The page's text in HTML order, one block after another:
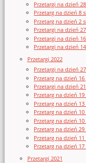
Przetargi na dzień
Przetarg na dzień 8
Przetarg na dzień 2
Przetargi na dzień
Przetargi na dzień
Przetargi na dzień
Przetargi 2022
Przetargi na dzień
Przetarg na dzień
Przetargi na dzień
Przetarg na dzień
Przetarg na dzień 13
Przetarg na dzień
Przetarg na dzień
Przetarg na dzień
Przetarg na dzień
Przetarg na dzień
Przetargi 2021